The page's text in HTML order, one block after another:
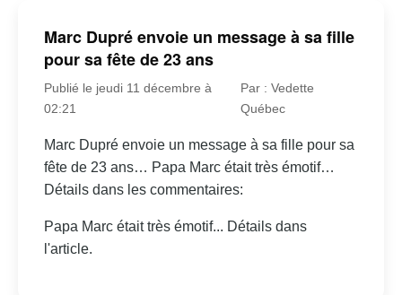
Marc Dupré envoie un message à sa fille
pour sa fête de 23 ans
Publié le jeudi 11 décembre à
02:21
Par : Vedette
Québec
Marc Dupré envoie un message à sa fille pour sa
fête de 23 ans… Papa Marc était très émotif…
Détails dans les commentaires:
Papa Marc était très émotif... Détails dans
l'article.